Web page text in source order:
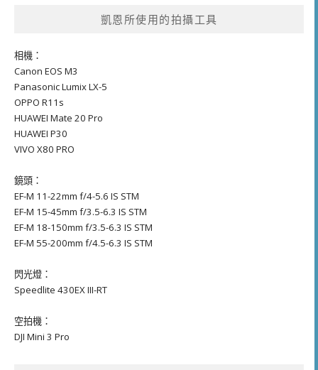
凱恩所使用的拍攝工具
相機：
Canon EOS M3
Panasonic Lumix LX-5
OPPO R11s
HUAWEI Mate 20 Pro
HUAWEI P30
VIVO X80 PRO
鏡頭：
EF-M 11-22mm f/4-5.6 IS STM
EF-M 15-45mm f/3.5-6.3 IS STM
EF-M 18-150mm f/3.5-6.3 IS STM
EF-M 55-200mm f/4.5-6.3 IS STM
閃光燈：
Speedlite 430EX III-RT
空拍機：
DJI Mini 3 Pro